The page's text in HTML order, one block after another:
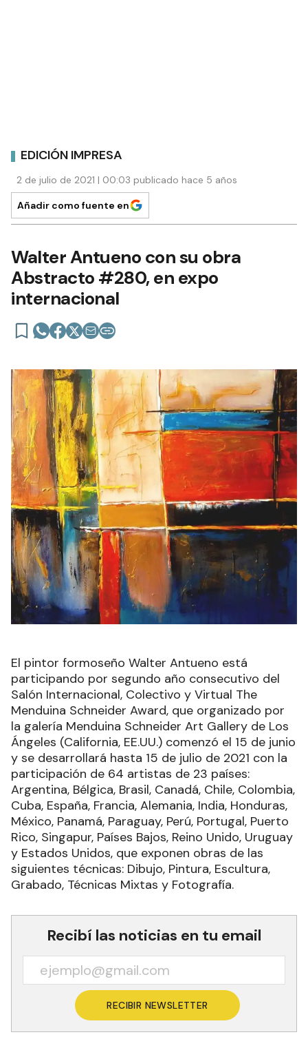
EDICIÓN IMPRESA
2 de julio de 2021 | 00:03 publicado hace 5 años
Añadir como fuente en
Walter Antueno con su obra
Abstracto #280, en expo
internacional
El pintor formoseño Walter Antueno está
participando por segundo año consecutivo del
Salón Internacional, Colectivo y Virtual The
Menduina Schneider Award, que organizado por
la galería Menduina Schneider Art Gallery de Los
Ángeles (California, EE.UU.) comenzó el 15 de junio
y se desarrollará hasta 15 de julio de 2021 con la
participación de 64 artistas de 23 países:
Argentina, Bélgica, Brasil, Canadá, Chile, Colombia,
Cuba, España, Francia, Alemania, India, Honduras,
México, Panamá, Paraguay, Perú, Portugal, Puerto
Rico, Singapur, Países Bajos, Reino Unido, Uruguay
y Estados Unidos, que exponen obras de las
siguientes técnicas: Dibujo, Pintura, Escultura,
Grabado, Técnicas Mixtas y Fotografía.
Recibí las noticias en tu email
RECIBIR NEWSLETTER